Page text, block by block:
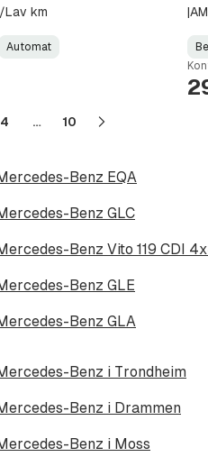
Lav km
Automat
4 … 10
Neste
Benz EQA
Benz GLC
Benz Vito 119 CDI
Benz GLE
Benz GLA
Benz i Trondheim
Benz i Drammen
Benz i Moss